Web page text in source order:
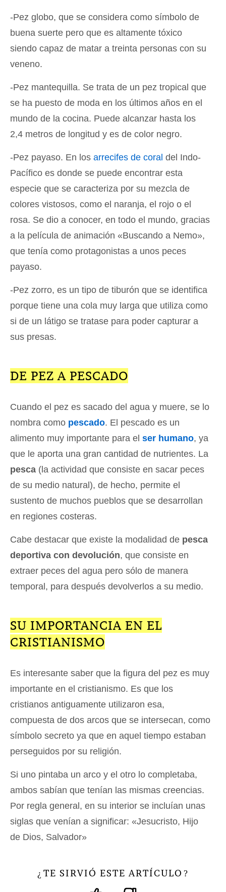
-Pez globo, que se considera como símbolo de
buena suerte pero que es altamente tóxico
siendo capaz de matar a treinta personas con su
veneno.
-Pez mantequilla. Se trata de un pez tropical que
se ha puesto de moda en los últimos años en el
mundo de la cocina. Puede alcanzar hasta los
2,4 metros de longitud y es de color negro.
-Pez payaso. En los arrecifes de coral del Indo-
Pacífico es donde se puede encontrar esta
especie que se caracteriza por su mezcla de
colores vistosos, como el naranja, el rojo o el
rosa. Se dio a conocer, en todo el mundo, gracias
a la película de animación «Buscando a Nemo»,
que tenía como protagonistas a unos peces
payaso.
-Pez zorro, es un tipo de tiburón que se identifica
porque tiene una cola muy larga que utiliza como
si de un látigo se tratase para poder capturar a
sus presas.
DE PEZ A PESCADO
Cuando el pez es sacado del agua y muere, se lo
nombra como pescado. El pescado es un
alimento muy importante para el ser humano, ya
que le aporta una gran cantidad de nutrientes. La
pesca (la actividad que consiste en sacar peces
de su medio natural), de hecho, permite el
sustento de muchos pueblos que se desarrollan
en regiones costeras.
Cabe destacar que existe la modalidad de pesca
deportiva con devolución, que consiste en
extraer peces del agua pero sólo de manera
temporal, para después devolverlos a su medio.
SU IMPORTANCIA EN EL
CRISTIANISMO
Es interesante saber que la figura del pez es muy
importante en el cristianismo. Es que los
cristianos antiguamente utilizaron esa,
compuesta de dos arcos que se intersecan, como
símbolo secreto ya que en aquel tiempo estaban
perseguidos por su religión.
Si uno pintaba un arco y el otro lo completaba,
ambos sabían que tenían las mismas creencias.
Por regla general, en su interior se incluían unas
siglas que venían a significar: «Jesucristo, Hijo
de Dios, Salvador»
¿ TE SIRVIÓ ESTE ARTÍCULO ?